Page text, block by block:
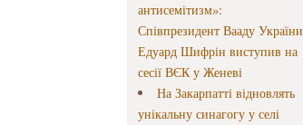
антисемітизм»:
Співпрезидент Вааду України
Едуард Шифрін виступив на
сесії ВЄК у Женеві
На Закарпатті відновлять
унікальну синагогу у селі